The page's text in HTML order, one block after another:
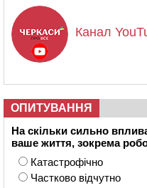
Канал
ОПИТУВАННЯ
На скільки сильно
ваше життя, зокрема
Катастрофічно
Частково відчутно